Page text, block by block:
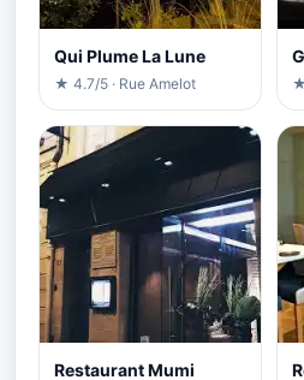
Qui Plume La Lune
★ 4.7/5 · Rue Amelot
Restaurant Mumi